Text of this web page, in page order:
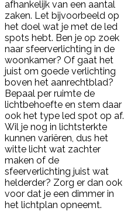
afhankelijk van een aantal
zaken. Let bijvoorbeeld op
het doel wat je met de led
spots hebt. Ben je op zoek
naar sfeerverlichting in de
woonkamer? Of gaat het
juist om goede verlichting
boven het aanrechtblad?
Bepaal per ruimte de
lichtbehoefte en stem daar
ook het type led spot op af.
Wil je nog in lichtsterkte
kunnen variëren, dus het
witte licht wat zachter
maken of de
sfeerverlichting juist wat
helderder? Zorg er dan ook
voor dat je een dimmer in
het lichtplan opneemt.